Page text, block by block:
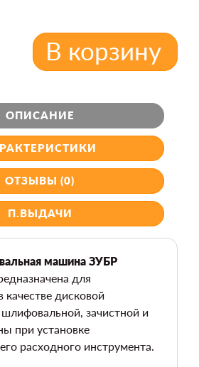
В корзину
ОПИСАНИЕ
ОТЗЫВЫ (0)
П.ВЫДАЧИ
машина ЗУБР
для
качестве дисковой
зачистной и
при установке
расходного инструмента.